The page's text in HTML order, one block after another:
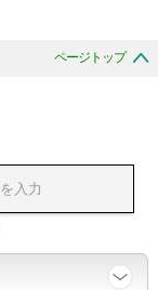
ページトップ